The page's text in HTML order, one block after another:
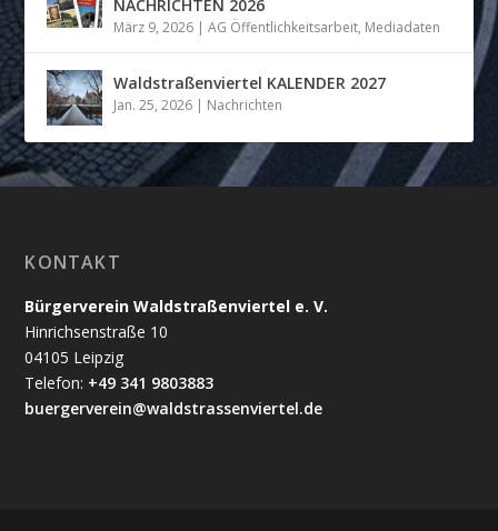
NACHRICHTEN 2026
März 9, 2026 |AG Öffentlichkeitsarbeit, Mediadaten
Waldstraßenviertel KALENDER 2027
Jan. 25, 2026 | Nachrichten
KONTAKT
Bürgerverein Waldstraßenviertel e. V.
Hinrichsenstraße 10
04105 Leipzig
Telefon: +49 341 9803883
buergerverein@waldstrassenviertel.de